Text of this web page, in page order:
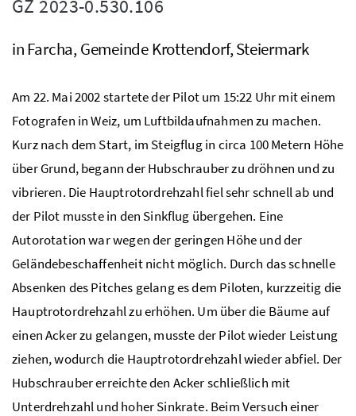
GZ 2023-0.530.106
in Farcha, Gemeinde Krottendorf, Steiermark
Am 22. Mai 2002 startete der Pilot um 15:22 Uhr mit einem
Fotografen in Weiz, um Luftbildaufnahmen zu machen.
Kurz nach dem Start, im Steigflug in circa 100 Metern Höhe
über Grund, begann der Hubschrauber zu dröhnen und zu
vibrieren. Die Hauptrotordrehzahl fiel sehr schnell ab und
der Pilot musste in den Sinkflug übergehen. Eine
Autorotation war wegen der geringen Höhe und der
Geländebeschaffenheit nicht möglich. Durch das schnelle
Absenken des Pitches gelang es dem Piloten, kurzzeitig die
Hauptrotordrehzahl zu erhöhen. Um über die Bäume auf
einen Acker zu gelangen, musste der Pilot wieder Leistung
ziehen, wodurch die Hauptrotordrehzahl wieder abfiel. Der
Hubschrauber erreichte den Acker schließlich mit
Unterdrehzahl und hoher Sinkrate. Beim Versuch einer